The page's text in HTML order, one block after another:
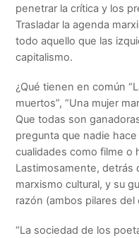
penetrar la crítica y los
Trasladar la agenda
todo aquello que las
capitalismo.
¿Qué tienen en común
muertos”, “Una mujer
Que todas son
pregunta que nadie
cualidades como filme o
Lastimosamente, detrás
marxismo cultural, y su
razón (ambos pilares del
“La sociedad de los